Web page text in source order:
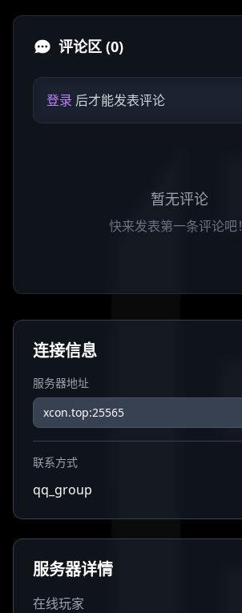
评论区 (0)
登录 后才能发表评论
暂无评论
快来发表第一条评论吧！
连接信息
服务器地址
联系方式
qq_group
服务器详情
在线玩家